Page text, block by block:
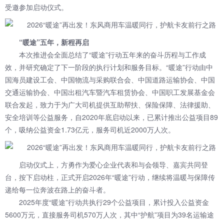
受邀参加启动仪式。
“暖途”五年，新程再启
本次推进会全面总结了“暖途”行动五年来的奋斗历程与工作成
效，并研究确定了下一阶段的执行计划和服务目标。“暖途”行动由中
国海员建设工会、中国物流与采购联合会、中国道路运输协会、中国
交通运输协会、中国出租汽车暨汽车租赁协会、中国职工发展基金会
联合发起，致力于为广大司机提供互助帮扶、保险保障、法律援助、
安全培训等公益服务，自2020年底启动以来，已累计推出公益项目89
个，吸纳公益资金1.73亿元，服务司机近2000万人次。
启动仪式上，方勇作为爱心企业代表和与会领导、嘉宾共同登
台，按下启动柱，正式开启2026年“暖途”行动，继续将温暖与保障传
递给每一位奔波在路上的奋斗者。
2025年度“暖途”行动共执行29个公益项目，累计投入公益资金
5600万元，直接服务司机570万人次，其中“护航”项目为39名运输途